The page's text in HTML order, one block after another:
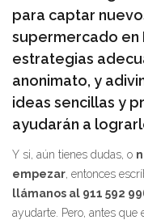
para captar
supermercado en
estrategias
anonimato, y
ideas sencillas y
ayudarán a
Y si, aún tienes dudas, o
empezar , entonces
llámanos al 911 592
ayudarte. Pero, antes que